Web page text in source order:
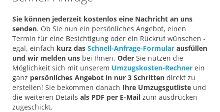
Sie können jederzeit kostenlos eine Nachricht an uns
senden. Ob Sie nun ein persönliches Angebot, einen
Termin für eine Besichtigung oder ein Rückruf wünschen -
egal, einfach kurz das Schnell-Anfrage-Formular ausfüllen
und wir melden uns bei Ihnen. Oder Sie nutzen die
Möglichkeit sich mit unserem Umzugskosten-Rechner ein
ganz persönliches Angebot in nur 3 Schritten direkt zu
erstellen! Sie bekommen danach Ihre Umzugsgutliste und
die weiteren Details als PDF per E-Mail zum ausdrucken
zugeschickt.